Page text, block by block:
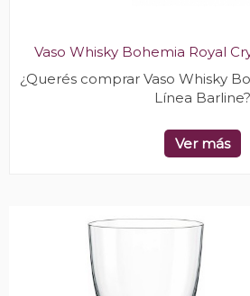
Vaso Whisky Bohemia Royal
¿Querés comprar Vaso Whisky
Línea Barline?
Ver más